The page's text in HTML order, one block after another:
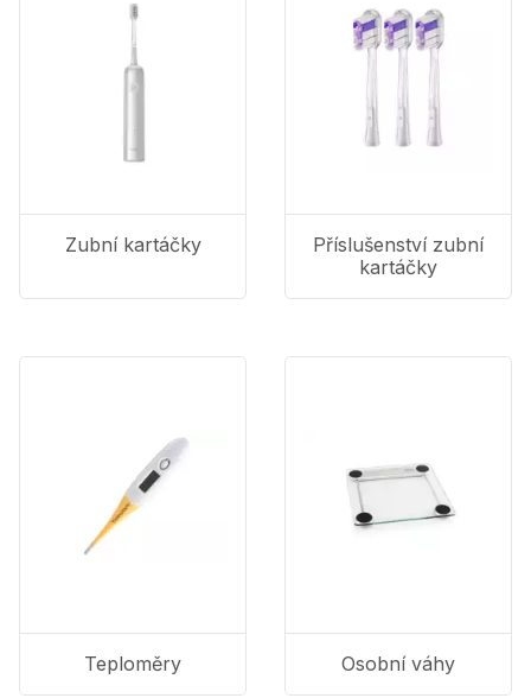
Zubní kartáčky
Příslušenství zubní
kartáčky
Teploměry Osobní váhy